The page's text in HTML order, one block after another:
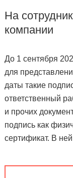
На
компании
До 1 сентября
для
даты такие
ответственный
и прочих
подпись как
сертификат. В